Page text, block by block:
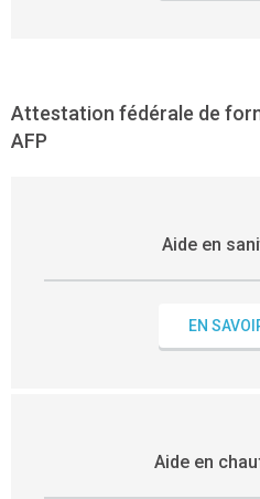
Attestation fédérale de
AFP
Aide en
EN
Aide en